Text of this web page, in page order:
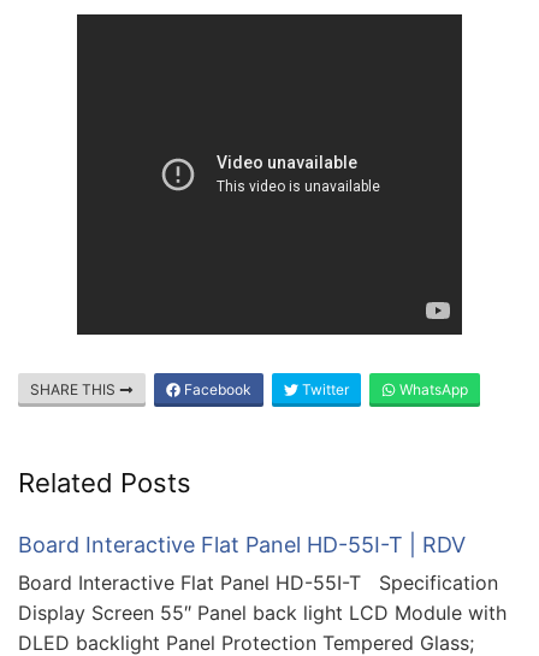
SHARE THIS Facebook Twitter WhatsApp
Related Posts
Board Interactive Flat Panel HD-55I-T | RDV
Board Interactive Flat Panel HD-55I-T Specification
Display Screen 55″ Panel back light LCD Module with
DLED backlight Panel Protection Tempered Glass;